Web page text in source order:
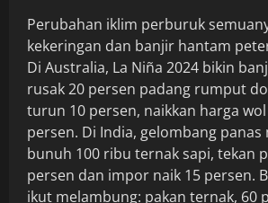
Perubahan iklim perburuk
kekeringan dan banjir hantam
Di Australia, La Niña 2024 bikin
rusak 20 persen padang rumput
turun 10 persen, naikkan harga
persen. Di India, gelombang panas
bunuh 100 ribu ternak sapi, tekan
persen dan impor naik 15 persen.
ikut melambung: pakan ternak, 60